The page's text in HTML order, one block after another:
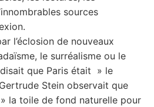
sources
l’éclosion de nouveaux
le surréalisme ou le
que Paris était » le
Stein observait que
la toile de fond naturelle pour